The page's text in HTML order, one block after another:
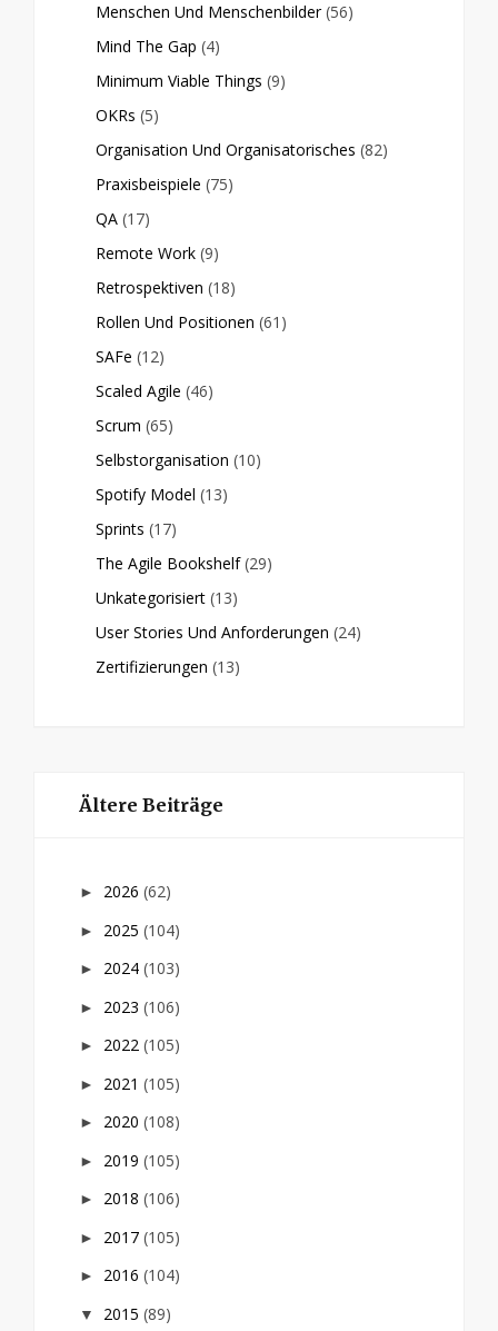
Menschen Und Menschenbilder (56)
Mind The Gap (4)
Minimum Viable Things (9)
OKRs (5)
Organisation Und Organisatorisches (82)
Praxisbeispiele (75)
QA (17)
Remote Work (9)
Retrospektiven (18)
Rollen Und Positionen (61)
SAFe (12)
Scaled Agile (46)
Scrum (65)
Selbstorganisation (10)
Spotify Model (13)
Sprints (17)
The Agile Bookshelf (29)
Unkategorisiert (13)
User Stories Und Anforderungen (24)
Zertifizierungen (13)
Ältere Beiträge
► 2026 (62)
► 2025 (104)
► 2024 (103)
► 2023 (106)
► 2022 (105)
► 2021 (105)
► 2020 (108)
► 2019 (105)
► 2018 (106)
► 2017 (105)
► 2016 (104)
▼ 2015 (89)